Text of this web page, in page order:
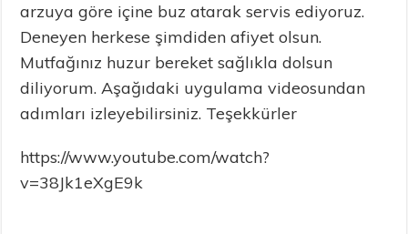
arzuya göre içine buz atarak servis ediyoruz.
Deneyen herkese şimdiden afiyet olsun.
Mutfağınız huzur bereket sağlıkla dolsun
diliyorum. Aşağıdaki uygulama videosundan
adımları izleyebilirsiniz. Teşekkürler
https://www.youtube.com/watch?
v=38Jk1eXgE9k